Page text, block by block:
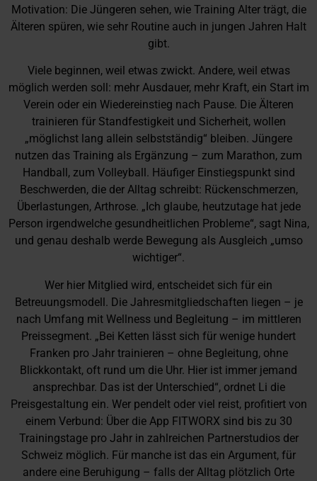
Motivation: Die Jüngeren sehen, wie Training Alter trägt, die
Älteren spüren, wie sehr Routine auch in jungen Jahren Halt
gibt.
Viele beginnen, weil etwas zwickt. Andere, weil etwas
möglich werden soll: mehr Ausdauer, mehr Kraft, ein Start im
Verein oder ein Wiedereinstieg nach Pause. Die Älteren
trainieren für Standfestigkeit und Sicherheit, wollen
„möglichst lang allein selbstständig“ bleiben. Jüngere
nutzen das Training als Ergänzung – zum Marathon, zum
Handball, zum Volleyball. Häufiger Einstiegspunkt sind
Beschwerden, die der Alltag schreibt: Rückenschmerzen,
Überlastungen, Arthrose. „Ich glaube, heutzutage hat jede
Person irgendwelche gesundheitlichen Probleme“, sagt Nina,
und genau deshalb werde Bewegung als Ausgleich „umso
wichtiger“.
Wer hier Mitglied wird, entscheidet sich für ein
Betreuungsmodell. Die Jahresmitgliedschaften liegen – je
nach Umfang mit Wellness und Begleitung – im mittleren
Preissegment. „Bei Ketten lässt sich für wenige hundert
Franken pro Jahr trainieren – ohne Begleitung, ohne
Blickkontakt, oft rund um die Uhr. Hier ist immer jemand
ansprechbar. Das ist der Unterschied“, ordnet Li die
Preisgestaltung ein. Wer pendelt oder viel reist, profitiert von
einem Verbund: Über die App FITWORX sind bis zu 30
Trainingstage pro Jahr in zahlreichen Partnerstudios der
Schweiz möglich. Für manche ist das ein Argument, für
andere eine Beruhigung – falls der Alltag plötzlich Orte